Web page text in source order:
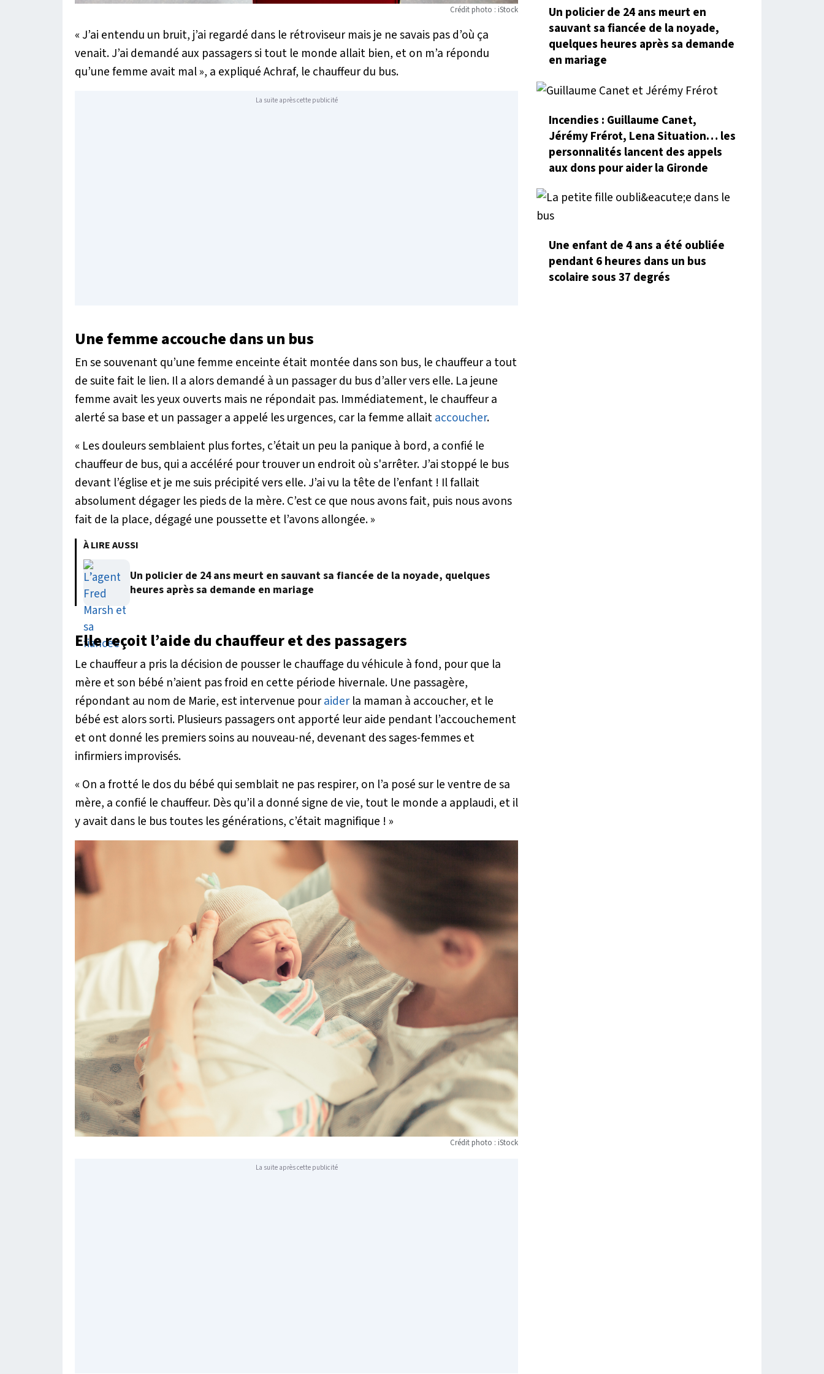
Crédit photo : iStock
« J’ai entendu un bruit, j’ai regardé dans le rétroviseur mais je ne savais pas d’où ça
venait. J’ai demandé aux passagers si tout le monde allait bien, et on m’a répondu
qu’une femme avait mal », a expliqué Achraf, le chauffeur du bus.
La suite après cette publicité
Une femme accouche dans un bus
En se souvenant qu’une femme enceinte était montée dans son bus, le chauffeur a tout
de suite fait le lien. Il a alors demandé à un passager du bus d’aller vers elle. La jeune
femme avait les yeux ouverts mais ne répondait pas. Immédiatement, le chauffeur a
alerté sa base et un passager a appelé les urgences, car la femme allaitaccoucher.
« Les douleurs semblaient plus fortes, c’était un peu la panique à bord, a confié le
chauffeur de bus, qui a accéléré pour trouver un endroit où s'arrêter.J’ai stoppé le bus
devant l’église et je me suis précipité vers elle. J’ai vu la tête de l’enfant ! Il fallait
absolument dégager les pieds de la mère. C’est ce que nous avons fait, puis nous avons
fait de la place, dégagé une poussette et l’avons allongée. »
À LIRE AUSSI
Un policier de 24 ans meurt en sauvant sa fiancée de la noyade, quelques
heures après sa demande en mariage
Elle reçoit l’aide du chauffeur et des passagers
Le chauffeur a pris la décision de pousser le chauffage du véhicule à fond, pour que la
mère et son bébé n’aient pas froid en cette période hivernale. Une passagère,
répondant au nom de Marie, est intervenue pouraider la maman à accoucher, et le
bébé est alors sorti. Plusieurs passagers ont apporté leur aide pendant l’accouchement
et ont donné les premiers soins au nouveau-né, devenant des sages-femmes et
infirmiers improvisés.
« On a frotté le dos du bébé qui semblait ne pas respirer, on l’a posé sur le ventre de sa
mère, a confié le chauffeur. Dès qu’il a donné signe de vie, tout le monde a applaudi, et il
y avait dans le bus toutes les générations, c’était magnifique ! »
Crédit photo : iStock
La suite après cette publicité
Un policier de 24 ans meurt en
sauvant sa fiancée de la noyade,
quelques heures après sa demande
en mariage
Incendies : Guillaume Canet,
Jérémy Frérot, Lena Situation… les
personnalités lancent des appels
aux dons pour aider la Gironde
Une enfant de 4 ans a été oubliée
pendant 6 heures dans un bus
scolaire sous 37 degrés